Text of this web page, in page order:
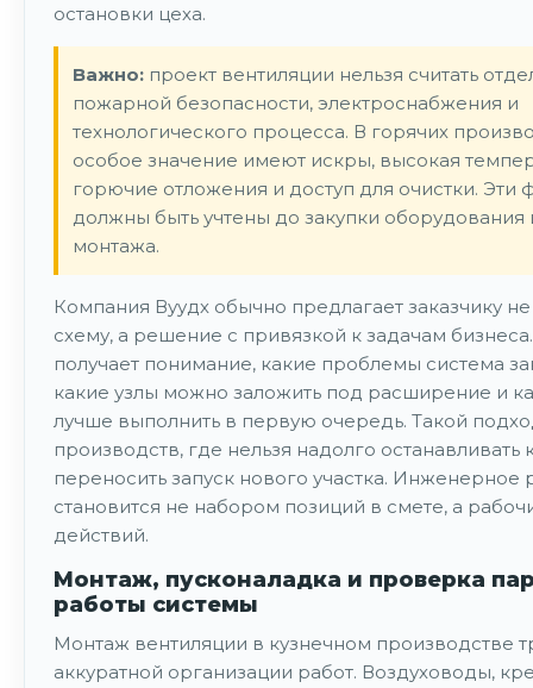
остановки цеха.
Важно: проект вентиляции нельзя считать
пожарной безопасности, электроснабжения и
технологического процесса. В горячих
особое значение имеют искры, высокая
горючие отложения и доступ для очистки. Эти
должны быть учтены до закупки оборудования
монтажа.
Компания Вуудх обычно предлагает заказчику
схему, а решение с привязкой к задачам
получает понимание, какие проблемы система
какие узлы можно заложить под расширение и
лучше выполнить в первую очередь. Такой
производств, где нельзя надолго останавливать
переносить запуск нового участка.
становится не набором позиций в смете, а
действий.
Монтаж, пусконаладка и проверка
работы системы
Монтаж вентиляции в кузнечном производстве
аккуратной организации работ. Воздуховоды,